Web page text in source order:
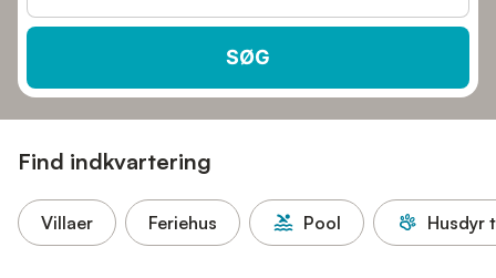
SØG
Find indkvartering
Villaer Feriehus Pool Husdyr